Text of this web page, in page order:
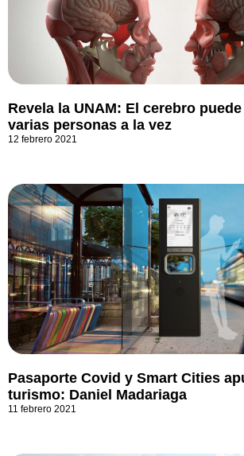
Revela la UNAM: El cerebro
varias personas a la vez
12 febrero 2021
Pasaporte Covid y Smart Cities
turismo: Daniel Madariaga
11 febrero 2021